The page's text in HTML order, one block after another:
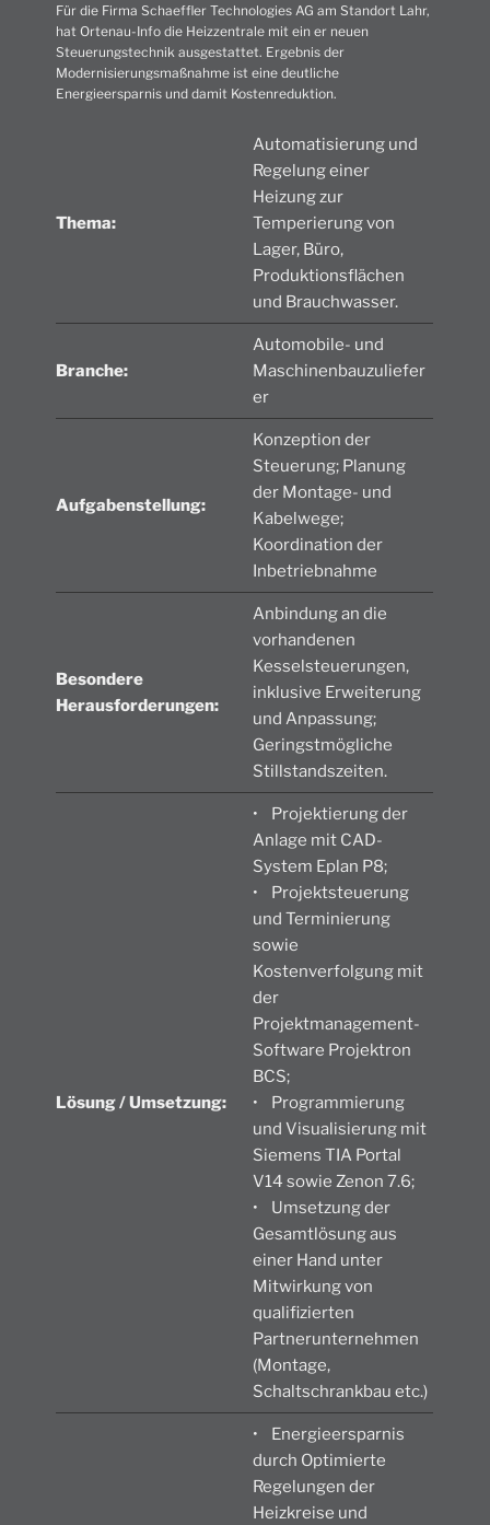
Für die Firma Schaeffler Technologies AG am Standort Lahr,
hat Ortenau-Info die Heizzentrale mit ein er neuen
Steuerungstechnik ausgestattet. Ergebnis der
Modernisierungsmaßnahme ist eine deutliche
Energieersparnis und damit Kostenreduktion.
Thema:
Automatisierung und
Regelung einer
Heizung zur
Temperierung von
Lager, Büro,
Produktionsflächen
und Brauchwasser.
Branche:
Automobile- und
Maschinenbauzuliefer
er
Aufgabenstellung:
Konzeption der
Steuerung; Planung
der Montage- und
Kabelwege;
Koordination der
Inbetriebnahme
Besondere
Herausforderungen:
Anbindung an die
vorhandenen
Kesselsteuerungen,
inklusive Erweiterung
und Anpassung;
Geringstmögliche
Stillstandszeiten.
Lösung / Umsetzung:
• Projektierung der
Anlage mit CAD-
System Eplan P8;
• Projektsteuerung
und Terminierung
sowie
Kostenverfolgung mit
der
Projektmanagement-
Software Projektron
BCS;
• Programmierung
und Visualisierung mit
Siemens TIA Portal
V14 sowie Zenon 7.6;
• Umsetzung der
Gesamtlösung aus
einer Hand unter
Mitwirkung von
qualifizierten
Partnerunternehmen
(Montage,
Schaltschrankbau etc.)
• Energieersparnis
durch Optimierte
Regelungen der
Heizkreise und